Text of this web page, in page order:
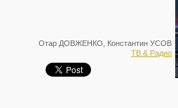
Отар ДОВЖЕНКО, Константин УСОВ
ТВ & Радио